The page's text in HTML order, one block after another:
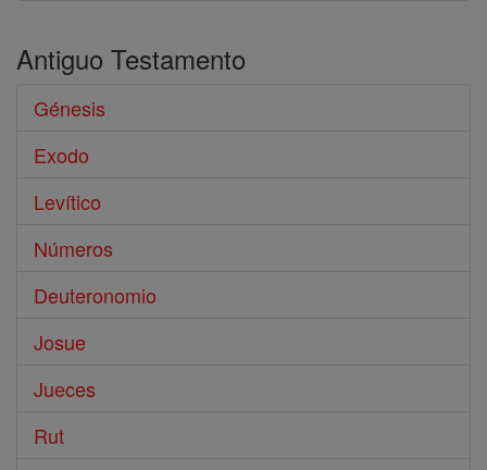
Antiguo Testamento
Génesis
Exodo
Levítico
Números
Deuteronomio
Josue
Jueces
Rut